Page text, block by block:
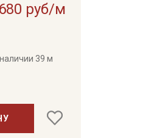
680 руб/м
39 м